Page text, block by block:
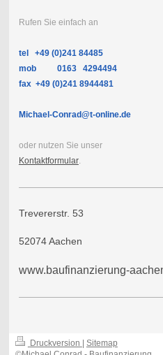
Rufen Sie einfach an
tel +49 (0)241 84485
mob 0163 4294494
fax +49 (0)241 8944481
Michael-Conrad@t-online.de
oder nutzen Sie unser
Kontaktformular.
Trevererstr. 53
52074 Aachen
www.baufinanzierung-
Druckversion
Sitemap